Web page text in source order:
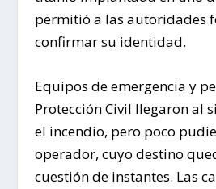
permitió a las autoridades
confirmar su identidad.
Equipos de emergencia y
Protección Civil llegaron al
el incendio, pero poco
operador, cuyo destino
cuestión de instantes. Las